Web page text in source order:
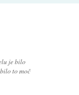
je bilo
to moč